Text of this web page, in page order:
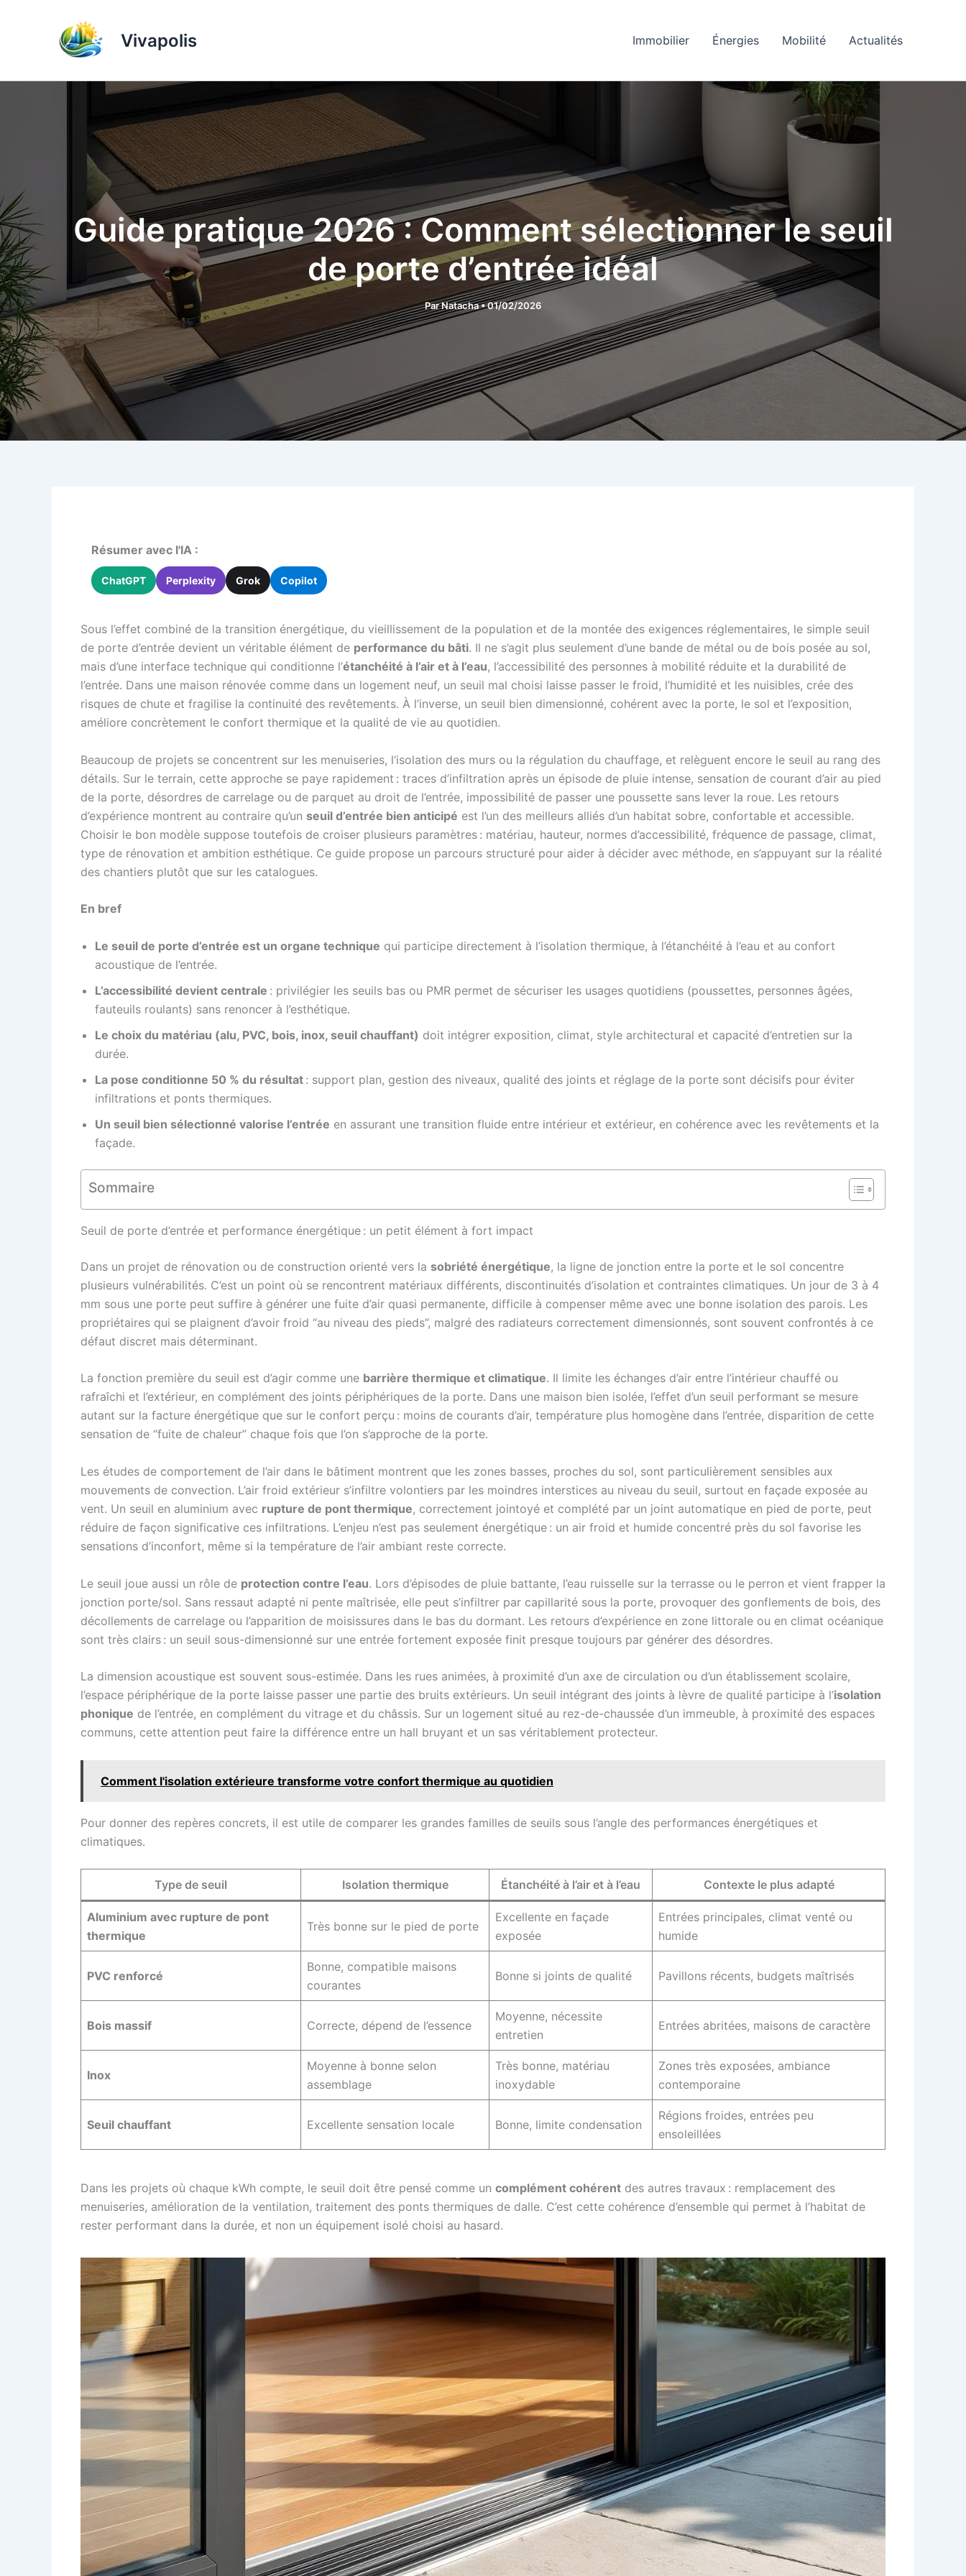
Vivapolis Immobilier Énergies Mobilité Actualités
Guide pratique 2026 : Comment sélectionner le seuil
de porte d’entrée idéal
ParNatacha•01/02/2026
Résumer avec l'IA :
ChatGPT Perplexity Grok Copilot
Sous l’effet combiné de la transition énergétique, du vieillissement de la population et de la montée des exigences réglementaires, le simple seuil
de porte d’entrée devient un véritable élément de performance du bâti. Il ne s’agit plus seulement d’une bande de métal ou de bois posée au sol,
mais d’une interface technique qui conditionne l’étanchéité à l’air et à l’eau, l’accessibilité des personnes à mobilité réduite et la durabilité de
l’entrée. Dans une maison rénovée comme dans un logement neuf, un seuil mal choisi laisse passer le froid, l’humidité et les nuisibles, crée des
risques de chute et fragilise la continuité des revêtements. À l’inverse, un seuil bien dimensionné, cohérent avec la porte, le sol et l’exposition,
améliore concrètement le confort thermique et la qualité de vie au quotidien.
Beaucoup de projets se concentrent sur les menuiseries, l’isolation des murs ou la régulation du chauffage, et relèguent encore le seuil au rang des
détails. Sur le terrain, cette approche se paye rapidement : traces d’infiltration après un épisode de pluie intense, sensation de courant d’air au pied
de la porte, désordres de carrelage ou de parquet au droit de l’entrée, impossibilité de passer une poussette sans lever la roue. Les retours
d’expérience montrent au contraire qu’un seuil d’entrée bien anticipé est l’un des meilleurs alliés d’un habitat sobre, confortable et accessible.
Choisir le bon modèle suppose toutefois de croiser plusieurs paramètres : matériau, hauteur, normes d’accessibilité, fréquence de passage, climat,
type de rénovation et ambition esthétique. Ce guide propose un parcours structuré pour aider à décider avec méthode, en s’appuyant sur la réalité
des chantiers plutôt que sur les catalogues.
En bref
Le seuil de porte d’entrée est un organe technique qui participe directement à l’isolation thermique, à l’étanchéité à l’eau et au confort
acoustique de l’entrée.
L’accessibilité devient centrale : privilégier les seuils bas ou PMR permet de sécuriser les usages quotidiens (poussettes, personnes âgées,
fauteuils roulants) sans renoncer à l’esthétique.
Le choix du matériau (alu, PVC, bois, inox, seuil chauffant) doit intégrer exposition, climat, style architectural et capacité d’entretien sur la
durée.
La pose conditionne 50 % du résultat : support plan, gestion des niveaux, qualité des joints et réglage de la porte sont décisifs pour éviter
infiltrations et ponts thermiques.
Un seuil bien sélectionné valorise l’entrée en assurant une transition fluide entre intérieur et extérieur, en cohérence avec les revêtements et la
façade.
Sommaire
Seuil de porte d’entrée et performance énergétique : un petit élément à fort impact
Dans un projet de rénovation ou de construction orienté vers la sobriété énergétique, la ligne de jonction entre la porte et le sol concentre
plusieurs vulnérabilités. C’est un point où se rencontrent matériaux différents, discontinuités d’isolation et contraintes climatiques. Un jour de 3 à 4
mm sous une porte peut suffire à générer une fuite d’air quasi permanente, difficile à compenser même avec une bonne isolation des parois. Les
propriétaires qui se plaignent d’avoir froid “au niveau des pieds”, malgré des radiateurs correctement dimensionnés, sont souvent confrontés à ce
défaut discret mais déterminant.
La fonction première du seuil est d’agir comme une barrière thermique et climatique. Il limite les échanges d’air entre l’intérieur chauffé ou
rafraîchi et l’extérieur, en complément des joints périphériques de la porte. Dans une maison bien isolée, l’effet d’un seuil performant se mesure
autant sur la facture énergétique que sur le confort perçu : moins de courants d’air, température plus homogène dans l’entrée, disparition de cette
sensation de “fuite de chaleur” chaque fois que l’on s’approche de la porte.
Les études de comportement de l’air dans le bâtiment montrent que les zones basses, proches du sol, sont particulièrement sensibles aux
mouvements de convection. L’air froid extérieur s’infiltre volontiers par les moindres interstices au niveau du seuil, surtout en façade exposée au
vent. Un seuil en aluminium avec rupture de pont thermique, correctement jointoyé et complété par un joint automatique en pied de porte, peut
réduire de façon significative ces infiltrations. L’enjeu n’est pas seulement énergétique : un air froid et humide concentré près du sol favorise les
sensations d’inconfort, même si la température de l’air ambiant reste correcte.
Le seuil joue aussi un rôle de protection contre l’eau. Lors d’épisodes de pluie battante, l’eau ruisselle sur la terrasse ou le perron et vient frapper la
jonction porte/sol. Sans ressaut adapté ni pente maîtrisée, elle peut s’infiltrer par capillarité sous la porte, provoquer des gonflements de bois, des
décollements de carrelage ou l’apparition de moisissures dans le bas du dormant. Les retours d’expérience en zone littorale ou en climat océanique
sont très clairs : un seuil sous-dimensionné sur une entrée fortement exposée finit presque toujours par générer des désordres.
La dimension acoustique est souvent sous-estimée. Dans les rues animées, à proximité d’un axe de circulation ou d’un établissement scolaire,
l’espace périphérique de la porte laisse passer une partie des bruits extérieurs. Un seuil intégrant des joints à lèvre de qualité participe à l’isolation
phonique de l’entrée, en complément du vitrage et du châssis. Sur un logement situé au rez-de-chaussée d’un immeuble, à proximité des espaces
communs, cette attention peut faire la différence entre un hall bruyant et un sas véritablement protecteur.
Comment l'isolation extérieure transforme votre confort thermique au quotidien
Pour donner des repères concrets, il est utile de comparer les grandes familles de seuils sous l’angle des performances énergétiques et
climatiques.
Type de seuil Isolation thermique Étanchéité à l’air et à l’eau Contexte le plus adapté
Aluminium avec rupture de pont
thermique
Très bonne sur le pied de porte
Excellente en façade
exposée
Entrées principales, climat venté ou
humide
PVC renforcé
Bonne, compatible maisons
courantes
Bonne si joints de qualité Pavillons récents, budgets maîtrisés
Bois massif Correcte, dépend de l’essence
Moyenne, nécessite
entretien
Entrées abritées, maisons de caractère
Inox
Moyenne à bonne selon
assemblage
Très bonne, matériau
inoxydable
Zones très exposées, ambiance
contemporaine
Seuil chauffant Excellente sensation locale Bonne, limite condensation
Régions froides, entrées peu
ensoleillées
Dans les projets où chaque kWh compte, le seuil doit être pensé comme un complément cohérent des autres travaux : remplacement des
menuiseries, amélioration de la ventilation, traitement des ponts thermiques de dalle. C’est cette cohérence d’ensemble qui permet à l’habitat de
rester performant dans la durée, et non un équipement isolé choisi au hasard.